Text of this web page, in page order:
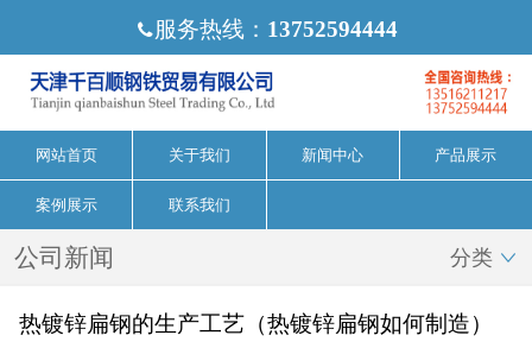
服务热线： 13752594444
网站首页 关于我们 新闻中心 产品展示
案例展示 联系我们
公司新闻 分类 
热镀锌扁钢的生产工艺（热镀锌扁钢如何制造）